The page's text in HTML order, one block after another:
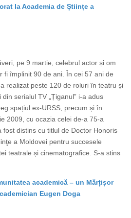
la Academia de Științe a
pe 9 martie, celebrul actor și om
fi împlinit 90 de ani. În cei 57 ani de
realizat peste 120 de roluri în teatru și
serialul TV „Țiganul” i-a adus
spațiul ex-URSS, precum și în
2009, cu ocazia celei de-a 75-a
fost distins cu titlul de Doctor Honoris
a Moldovei pentru succesele
teatrale și cinematografice. S-a stins
academică – un Mărțișor
Eugen Doga